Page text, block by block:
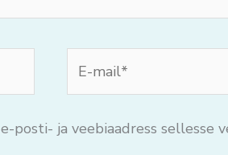
mail*
posti- ja veebiaadress sellesse